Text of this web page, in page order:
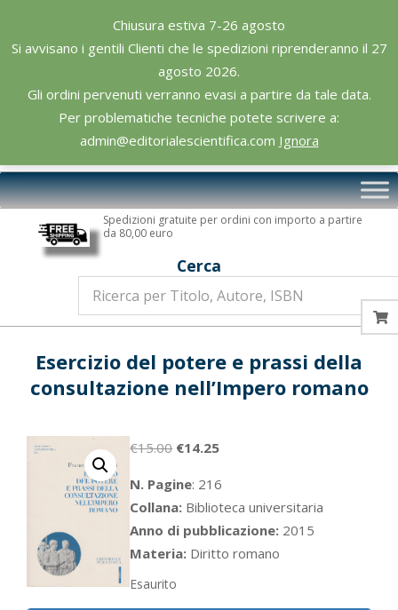
Chiusura estiva 7-26 agosto
Si avvisano i gentili Clienti che le spedizioni riprenderanno il 27
agosto 2026.
Gli ordini pervenuti verranno evasi a partire da tale data.
Per problematiche tecniche potete scrivere a:
admin@editorialescientifica.com Ignora
content
Editoriale
Scientifica
Primary
Navigation
Spedizioni gratuite per ordini con importo a partire
da 80,00 euro
Cerca
Esercizio del potere e prassi della
consultazione nell’Impero romano
€15.00 Il
originale
era:
€15.00.
€14.25Il
attuale
è:
€14.25.
N. Pagine: 216
Collana: Biblioteca universitaria
Anno di pubblicazione: 2015
Materia: Diritto romano
Esaurito